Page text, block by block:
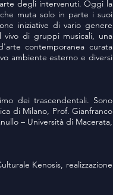
degli intervenuti. Oggi la
muta solo in parte i suoi
iniziative di vario genere
vivo di gruppi musicali, una
contemporanea curata
ambiente esterno e diversi
dei trascendentali. Sono
di Milano, Prof. Gianfranco
– Università di Macerata,
Kenosis, realizzazione